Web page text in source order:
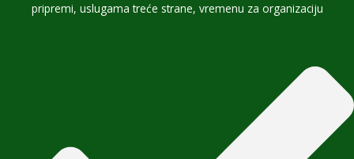
pripremi, uslugama treće strane, vremenu za organizaciju